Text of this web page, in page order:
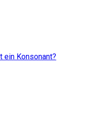
ein Konsonant?